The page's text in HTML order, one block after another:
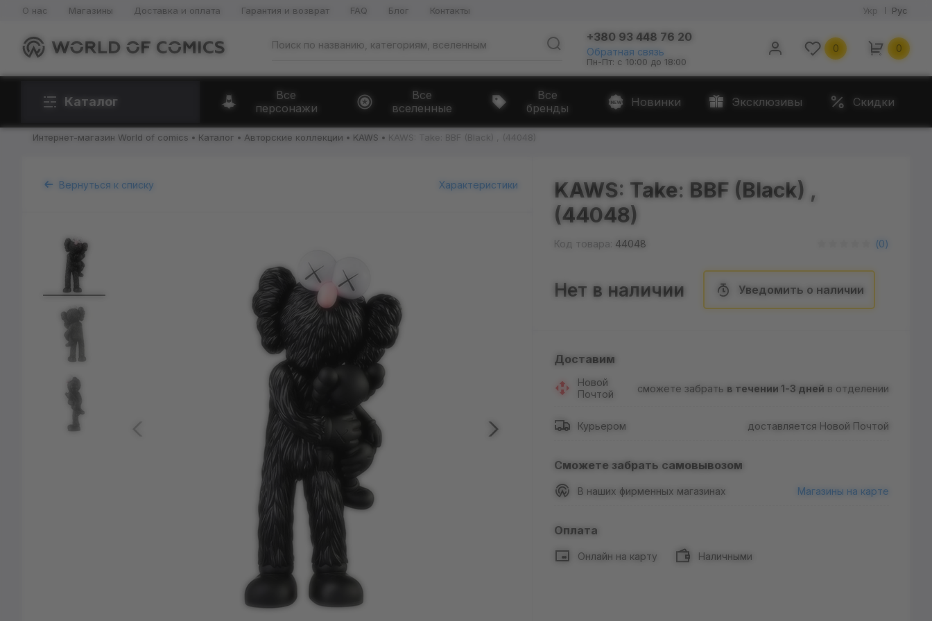
О нас Магазины Доставка и оплата Гарантия и возврат FAQ Блог Контакты Укр Рус
+380 93 448 76 20
Обратная связь
Пн-Пт: с 10:00 до 18:00
0 0
Каталог
Все
персонажи
Все
вселенные
Все
бренды
Новинки Эксклюзивы Скидки
Интернет-магазин World of comics Каталог Авторские коллекции KAWS KAWS: Take: BBF (Black) , (44048)
Вернуться к списку Характеристики
KAWS: Take: BBF (Black) ,
(44048)
Код товара: 44048 (0)
Нет в наличии Уведомить о наличии
Доставим
Новой
Почтой
сможете забрать в течении 1-3 дней в отделении
Курьером доставляется Новой Почтой
Сможете забрать самовывозом
В наших фирменных магазинах Магазины на карте
Оплата
Онлайн на карту Наличными